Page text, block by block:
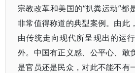
宗教改革和美国的“扒粪运动”都
非常值得称道的典型案例。由此
由传统走向现代所呈现出的运
外。中国有正义感、公平心、敢
是官员还是民众，对此不能不有